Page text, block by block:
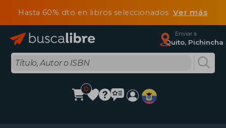
Hasta 60% dto en libros seleccionadosVer más
Enviar a
Quito, Pichincha
0